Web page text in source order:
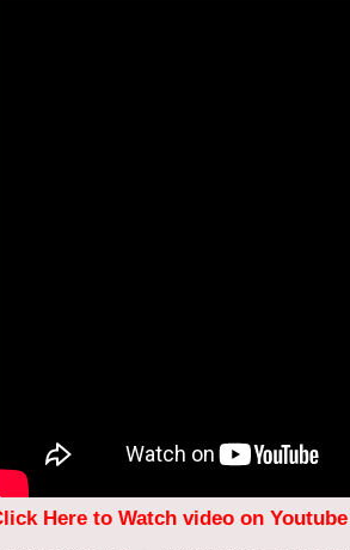
Here to Watch video on Youtube